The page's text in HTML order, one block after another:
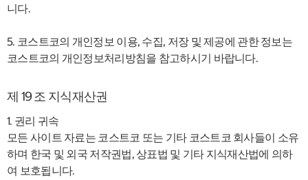
니다.
5. 코스트코의 개인정보 이용, 수집, 저장 및 제공에 관한 정보는
코스트코의 개인정보처리방침을 참고하시기 바랍니다.
제 19 조 지식재산권
1. 권리 귀속
모든 사이트 자료는 코스트코 또는 기타 코스트코 회사들이 소유
하며 한국 및 외국 저작권법, 상표법 및 기타 지식재산법에 의하
여 보호됩니다.